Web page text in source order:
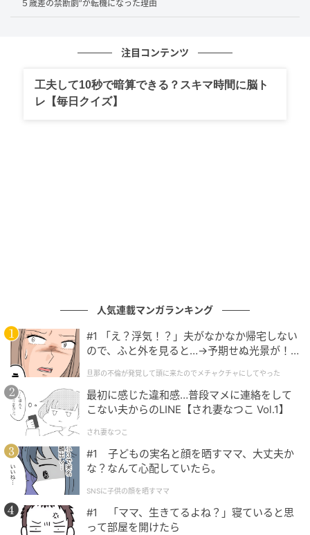
McKeeのデビューに向けて用意した楽曲『Can't Stop
My Heart』の制作陣は、極めて重厚であった。作曲と
編曲を担当したのは、80年代から数々のヒット曲を世
に送り出してきた名匠・後藤次利。南々見一也が綴っ
た歌詞は、プロデューサーとしての視点と、どこか演
者としての照れ隠しが混ざり合った、瑞々しくもスト
レートな情動を映し出していた。
しかし、肝心のレコーディング現場では、テレビ的な
「お約束」を凌駕する現実が待っていた。国生さゆり
や室井滋は安定した歌唱力を披露したが、歌手経験を
全く持たない高山理衣の歌声は、お世辞にも洗練され
ているとは言い難い状態であった。フィリピンでの先
５歳差の禁断劇”が転機になった理由
注目コンテンツ
工夫して10秒で暗算できる？スキマ時間に脳ト
レ【毎日クイズ】
人気連載マンガランキング
#1 「え？浮気！？」夫がなかなか帰宅しない
ので、ふと外を見ると…→予期せぬ光景が！
クチャにしてやった
旦那の不倫が発覚して頭に来たのでメチャクチャにしてやった
最初に感じた違和感…普段マメに連絡をして
こない夫からのLINE【され妻なつこ Vol.1】
され妻なつこ
#1 子どもの実名と顔を晒すママ、大丈夫か
な？なんて心配していたら。
SNSに子供の顔を晒すママ
#1 「ママ、生きてるよね？」寝ていると思
って部屋を開けたら